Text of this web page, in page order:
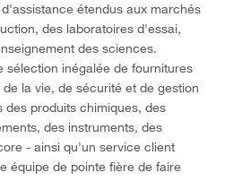
étendus aux marchés
des laboratoires d'essai,
des sciences.
sélection inégalée de fournitures
la vie, de sécurité et de gestion
des produits chimiques, des
des instruments, des
- ainsi qu'un service client
équipe de pointe fière de faire